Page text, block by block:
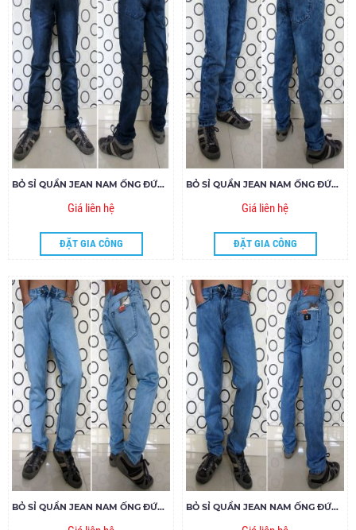
BỎ SỈ QUẦN JEAN NAM ỐNG ĐỨNG 292 - E180
Giá liên hệ
ĐẶT GIA CÔNG
BỎ SỈ QUẦN JEAN NAM ỐNG ĐỨNG 251 - E180
Giá liên hệ
ĐẶT GIA CÔNG
BỎ SỈ QUẦN JEAN NAM ỐNG ĐỨNG 263 - E180 BỎ SỈ QUẦN JEAN NAM ỐNG ĐỨNG 291 - E180